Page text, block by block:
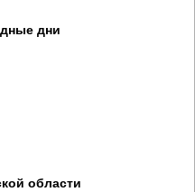
дни
области